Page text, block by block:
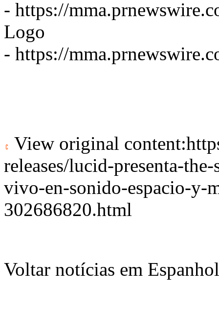
- https://
Logo
- https://
View original content:
releases/lucid-presenta-
vivo-en-sonido-espacio-y-
302686820.html
Voltar notícias em Espanhol